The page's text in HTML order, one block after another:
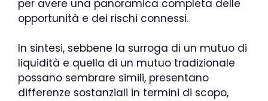
per avere una panoramica completa delle
opportunità e dei rischi connessi.
In sintesi, sebbene la surroga di un mutuo di
liquidità e quella di un mutuo tradizionale
possano sembrare simili, presentano
differenze sostanziali in termini di scopo,